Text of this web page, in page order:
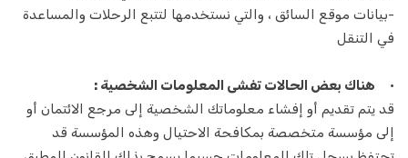
الرسامين
تنظيف المنزل
-بيانات موقع السائق ، والتي نستخدمها لتتبع الرحلات والمساعدة
في التنقل
•
هناك بعض الحالات تفشى المعلومات الشخصية :
قد يتم تقديم أو إفشاء معلوماتك الشخصية إلى مرجع الائتمان أو
إلى مؤسسة متخصصة بمكافحة الاحتيال وهذه المؤسسة قد